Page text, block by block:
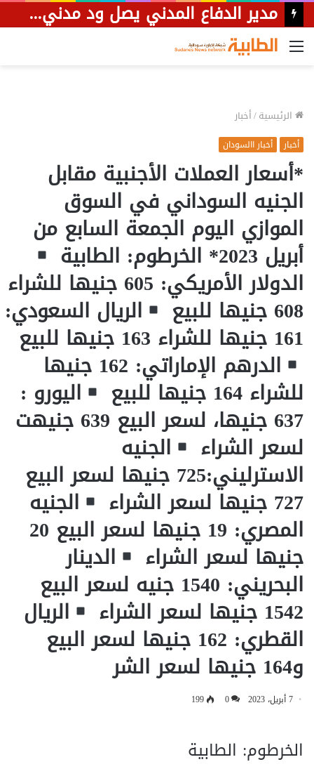
القائمة
الرئيسية/أخبار
أخبار أخبار االسودان
*أسعار العملات الأجنبية مقابل
الجنيه السوداني في السوق
الموازي اليوم الجمعة السابع من
أبريل 2023* الخرطوم: الطابية
الدولار الأمريكي: 605 جنيها للشراء
608 جنيها للبيع الريال السعودي:
161 جنيها للشراء 163 جنيها للبيع
الدرهم الإماراتي: 162 جنيها
للشراء 164 جنيها للبيع اليورو :
637 جنيها، لسعر البيع 639 جنيهت
لسعر الشراء الجنيه
الاسترليني:725 جنيها لسعر البيع
727 جنيها لسعر الشراء الجنيه
المصري: 19 جنيها لسعر البيع 20
جنيها لسعر الشراء الدينار
البحريني: 1540 جنيه لسعر البيع
1542 جنيها لسعر الشراء الريال
القطري: 162 جنيها لسعر البيع
و164 جنيها لسعر الشر
7 أبريل، 2023 0
199
الخرطوم: الطابية